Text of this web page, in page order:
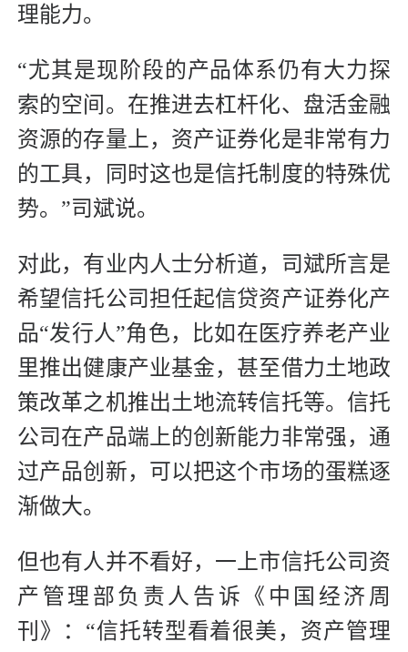
理能力。
“尤其是现阶段的产品体系仍有大力探
索的空间。在推进去杠杆化、盘活金融
资源的存量上，资产证券化是非常有力
的工具，同时这也是信托制度的特殊优
势。”司斌说。
对此，有业内人士分析道，司斌所言是
希望信托公司担任起信贷资产证券化产
品“发行人”角色，比如在医疗养老产业
里推出健康产业基金，甚至借力土地政
策改革之机推出土地流转信托等。信托
公司在产品端上的创新能力非常强，通
过产品创新，可以把这个市场的蛋糕逐
渐做大。
但也有人并不看好，一上市信托公司资
产管理部负责人告诉《中国经济周
刊》：“信托转型看着很美，资产管理